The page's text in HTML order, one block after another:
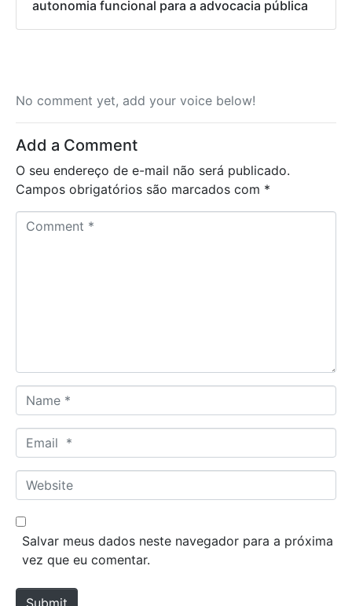
autonomia funcional para a advocacia pública
No comment yet, add your voice below!
Add a Comment
O seu endereço de e-mail não será publicado.
Campos obrigatórios são marcados com *
a
m
*
m
a
*
W
e
b
e
Salvar meus dados neste navegador para a próxima
vez que eu comentar.